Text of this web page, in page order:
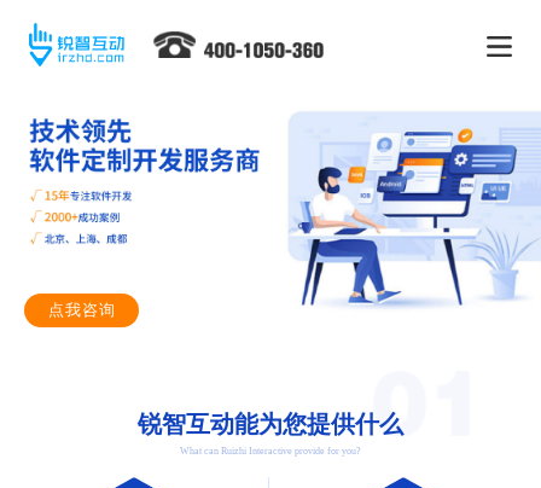
点我咨询
锐智互动能为您提供什么